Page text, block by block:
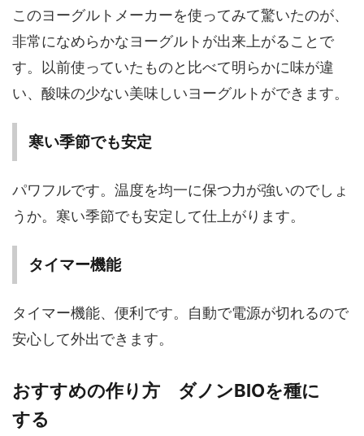
このヨーグルトメーカーを使ってみて驚いたのが、
非常になめらかなヨーグルトが出来上がることで
す。以前使っていたものと比べて明らかに味が違
い、酸味の少ない美味しいヨーグルトができます。
寒い季節でも安定
パワフルです。温度を均一に保つ力が強いのでしょ
うか。寒い季節でも安定して仕上がります。
タイマー機能
タイマー機能、便利です。自動で電源が切れるので
安心して外出できます。
おすすめの作り方 ダノンBIOを種に
する